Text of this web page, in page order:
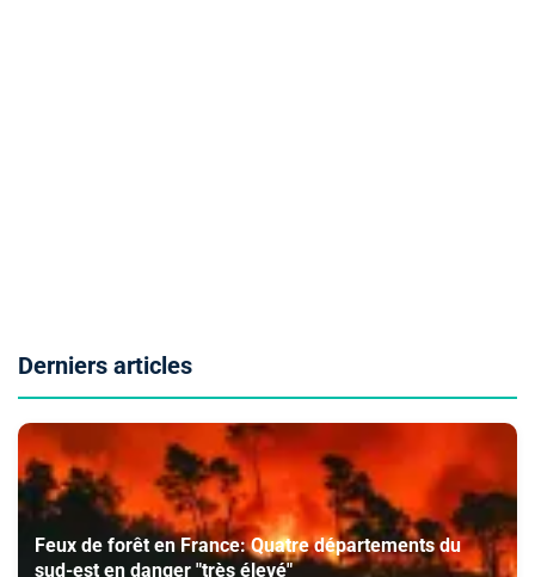
Derniers articles
Feux de forêt en France: Quatre départements du
sud-est en danger "très élevé"